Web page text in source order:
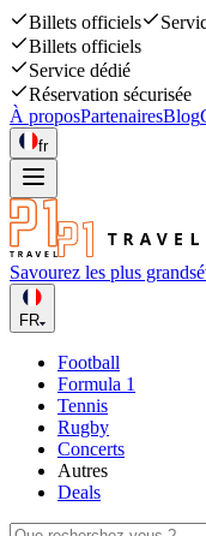
Billets officiels
Billets officiels
Service dédié
Réservation sécurisée
À proposPartenairesBlog
fr
Savourez les plus grands
FR
Football
Formula 1
Tennis
Rugby
Concerts
Autres
Deals